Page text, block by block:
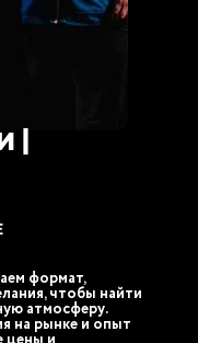
|
формат,
чтобы найти
атмосферу.
на рынке и опыт